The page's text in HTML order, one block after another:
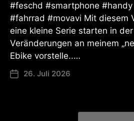
#feschd #smartphone
#fahrrad #movavi Mit diesem
eine kleine Serie starten in
Veränderungen an meinem
Ebike vorstelle..…
26. Juli 2026